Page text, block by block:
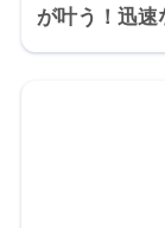
が叶う！迅速